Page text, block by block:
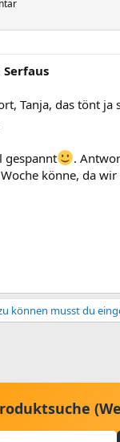
Serfaus
Tanja, das tönt ja
gespannt
.
könne, da
können musst du